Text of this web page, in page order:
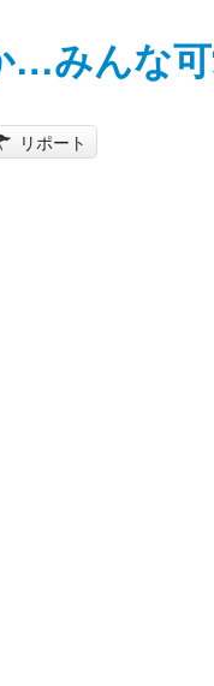
…みんな
リポート